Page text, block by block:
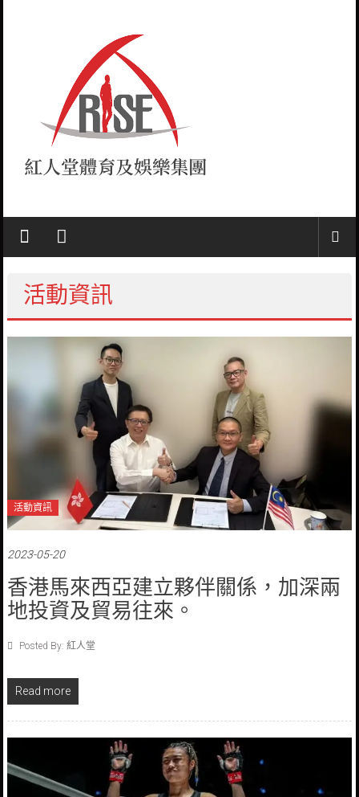
紅
人
堂
RISE
活動資訊
活動資訊
2023-05-20
香港馬來西亞建立夥伴關係，加深兩
地投資及貿易往來。
Posted By: 紅人堂
Read more